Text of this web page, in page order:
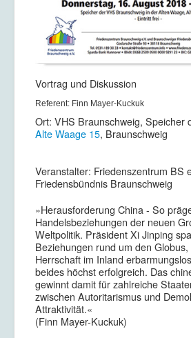
Vortrag und Diskussion
Referent: Finn Mayer-Kuckuk
Ort: VHS Braunschweig, Speicher
Alte Waage 15, Braunschweig
Veranstalter: Friedenszentrum BS
Friedensbündnis Braunschweig
»Herausforderung China - So
Handelsbeziehungen der neuen
Weltpolitik. Präsident Xi Jinping
Beziehungen rund um den
Herrschaft im Inland
beides höchst erfolgreich. Das
gewinnt damit für zahlreiche
zwischen Autoritarismus und
Attraktivität.«
(Finn Mayer-Kuckuk)